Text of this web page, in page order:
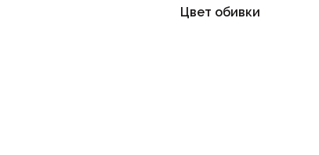
Цвет обивки